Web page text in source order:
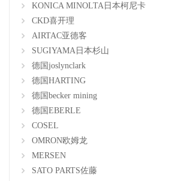
KONICA MINOLTA日本柯尼卡
CKD喜开理
AIRTAC亚德客
SUGIYAMA日本杉山
德国joslynclark
德国HARTING
德国becker mining
德国EBERLE
COSEL
OMRON欧姆龙
MERSEN
SATO PARTS佐藤